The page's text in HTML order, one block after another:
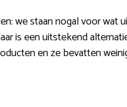
we staan nogal voor wat
is een uitstekend
en ze bevatten